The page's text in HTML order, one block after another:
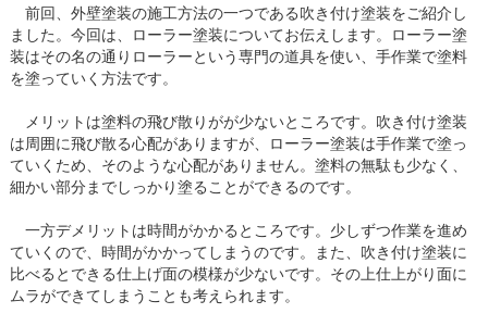
前回、外壁塗装の施工方法の一つである吹き付け塗装をご紹介し
ました。今回は、ローラー塗装についてお伝えします。ローラー塗
装はその名の通りローラーという専門の道具を使い、手作業で塗料
を塗っていく方法です。
メリットは塗料の飛び散りがが少ないところです。吹き付け塗装
は周囲に飛び散る心配がありますが、ローラー塗装は手作業で塗っ
ていくため、そのような心配がありません。塗料の無駄も少なく、
細かい部分までしっかり塗ることができるのです。
一方デメリットは時間がかかるところです。少しずつ作業を進め
ていくので、時間がかかってしまうのです。また、吹き付け塗装に
比べるとできる仕上げ面の模様が少ないです。その上仕上がり面に
ムラができてしまうことも考えられます。